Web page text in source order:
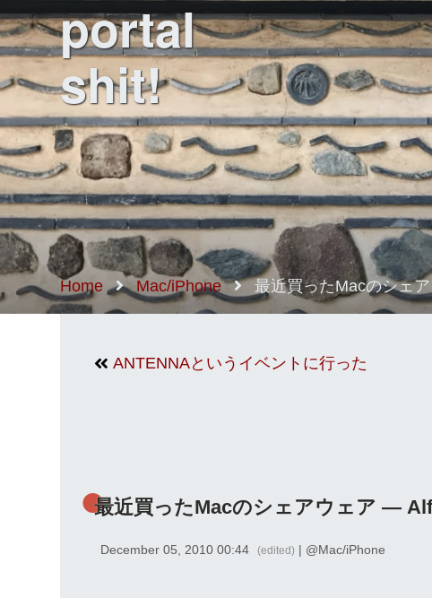
portal
shit!
Home Mac/iPhone 最近買ったMacのシェ
ANTENNAというイベントに行った
最近買ったMacのシェアウェア —
December 05, 2010 00:44 (edited) | @Mac/iPhone